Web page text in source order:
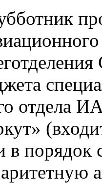
отдела
порядок